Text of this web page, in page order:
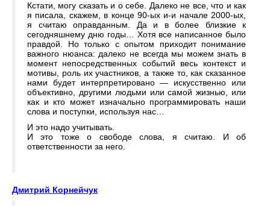
Кстати, могу сказать и о себе. Далеко не все, что и как
я писала, скажем, в конце 90-ых и-и начале 2000-ых,
я считаю оправданным. Да и в более близкие к
сегодняшнему дню годы… Хотя все написанное было
правдой. Но только с опытом приходит понимание
важного нюанса: далеко не всегда мы можем знать в
момент непосредственных событий весь контекст и
мотивы, роль их участников, а также то, как сказанное
нами будет интерпретировано — искусственно или
объективно, другими людьми или самой жизнью, или
как и кто может изначально программировать наши
слова и поступки, используя нас…
И это надо учитывать.
И это тоже о свободе слова, я считаю. И об
ответственности за него.
Дмитрий Корнейчук